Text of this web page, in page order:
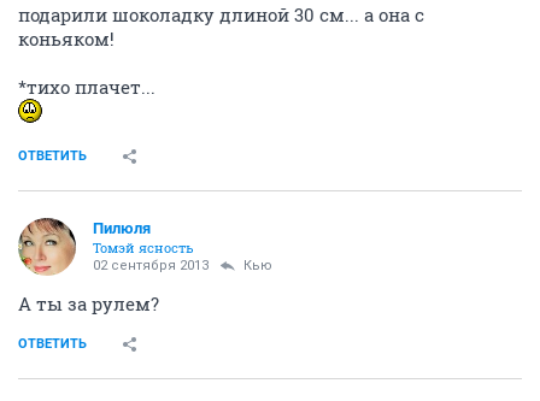
подарили шоколадку длиной 30 см... а она с
коньяком!
*тихо плачет...
ОТВЕТИТЬ
Пилюля
Томэй ясность
02 сентября 2013 Кью
А ты за рулем?
ОТВЕТИТЬ